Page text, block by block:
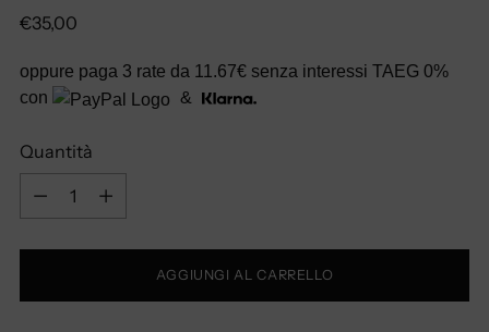
Prezzo
listino
€35,00
oppure paga 3 rate da 11.67€ senza interessi TAEG 0%
con
&
Quantità
Quantità
AGGIUNGI AL CARRELLO